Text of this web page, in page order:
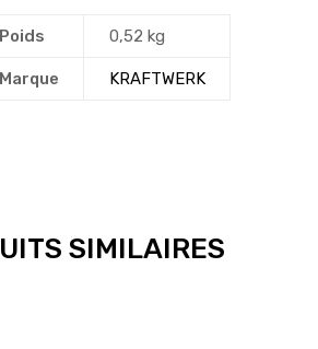
Poids 0,52 kg
Marque KRAFTWERK
SIMILAIRES